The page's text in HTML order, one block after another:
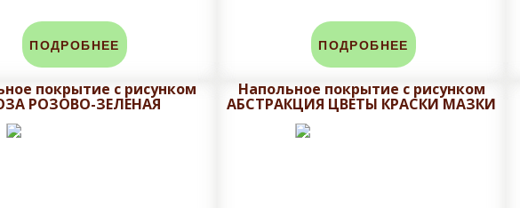
ПОДРОБНЕЕ ПОДРОБНЕЕ
покрытие с рисунком
РОЗОВО-ЗЕЛЕНАЯ
Напольное покрытие с рисунком
АБСТРАКЦИЯ ЦВЕТЫ КРАСКИ МАЗКИ